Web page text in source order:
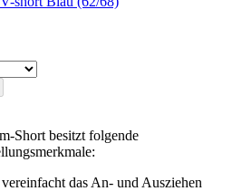
Short besitzt folgende
das An- und Ausziehen